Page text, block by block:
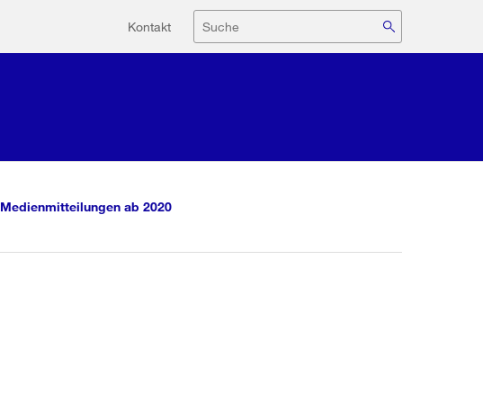
Hilfsnavigation
Kontakt Suche
Medienmitteilungen ab 2020